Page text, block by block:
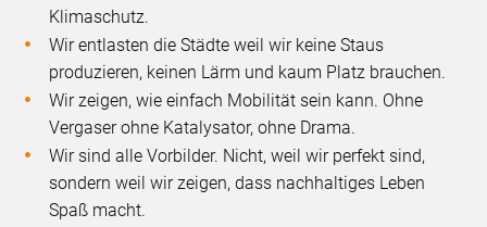
Klimaschutz.
Wir entlasten die Städte weil wir keine Staus
produzieren, keinen Lärm und kaum Platz brauchen.
Wir zeigen, wie einfach Mobilität sein kann. Ohne
Vergaser ohne Katalysator, ohne Drama.
Wir sind alle Vorbilder. Nicht, weil wir perfekt sind,
sondern weil wir zeigen, dass nachhaltiges Leben
Spaß macht.